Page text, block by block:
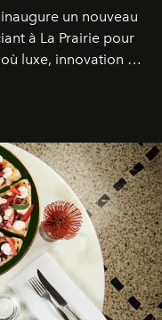
un nouveau
à La Prairie pour
luxe, innovation et